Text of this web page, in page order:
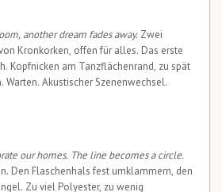
another dream fades away.Zwei
Kronkorken, offen für alles. Das erste
Kopfnicken am Tanzflächenrand, zu spät
Warten. Akustischer Szenenwechsel.
our homes. The line becomes a circle.
Den Flaschenhals fest umklammern, den
Zu viel Polyester, zu wenig